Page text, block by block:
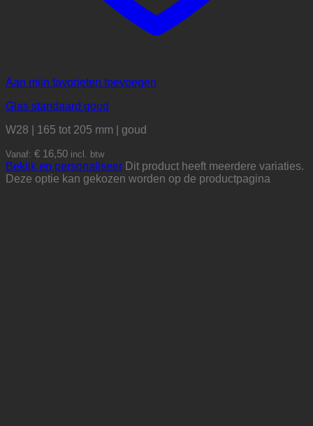
Aan mijn favorieten toevoegen
Glas standaard goud
W28 | 165 tot 205 mm | goud
Vanaf: € 16,50 incl. btw
Bekijk en personaliseer Dit product heeft meerdere variaties.
Deze optie kan gekozen worden op de productpagina